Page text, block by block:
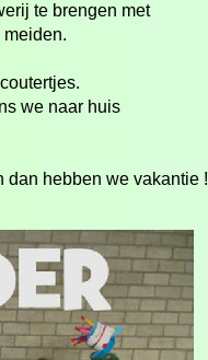
te brengen met
we naar huis
dan hebben we vakantie !